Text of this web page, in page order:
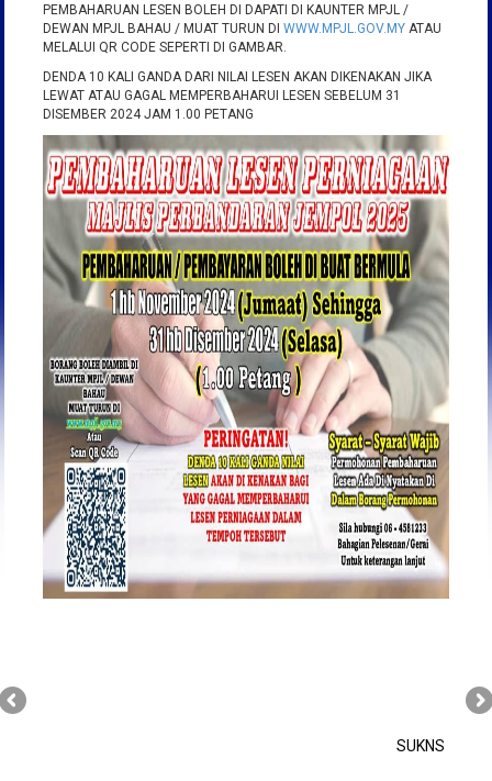
PEMBAHARUAN LESEN BOLEH DI DAPATI DI KAUNTER MPJL /
DEWAN MPJL BAHAU / MUAT TURUN DIWWW.MPJL.GOV.MY ATAU
MELALUI QR CODE SEPERTI DI GAMBAR.
DENDA 10 KALI GANDA DARI NILAI LESEN AKAN DIKENAKAN JIKA
LEWAT ATAU GAGAL MEMPERBAHARUI LESEN SEBELUM 31
DISEMBER 2024 JAM 1.00 PETANG
SUKNS